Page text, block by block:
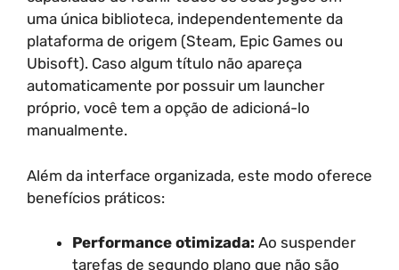
uma única biblioteca, independentemente da
plataforma de origem (Steam, Epic Games ou
Ubisoft). Caso algum título não apareça
automaticamente por possuir um launcher
próprio, você tem a opção de adicioná-lo
manualmente.
Além da interface organizada, este modo oferece
benefícios práticos:
Performance otimizada: Ao suspender
tarefas de segundo plano que não são